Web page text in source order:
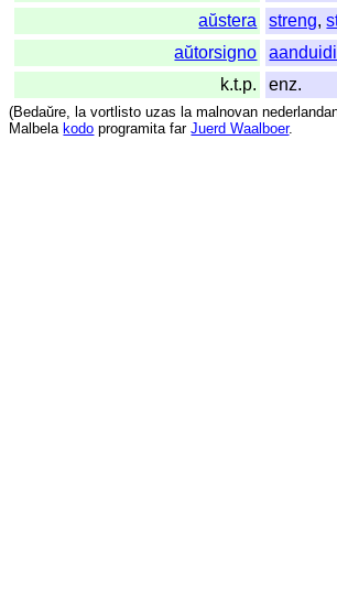
aŭstera
streng,
aŭtorsigno
k.t.p.
enz.
(Bedaŭre, la vortlisto uzas la malnovan
Malbela kodo programita far Juerd Waalboer.